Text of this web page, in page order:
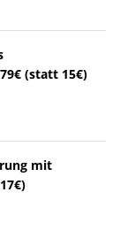
(statt 15€)
mit